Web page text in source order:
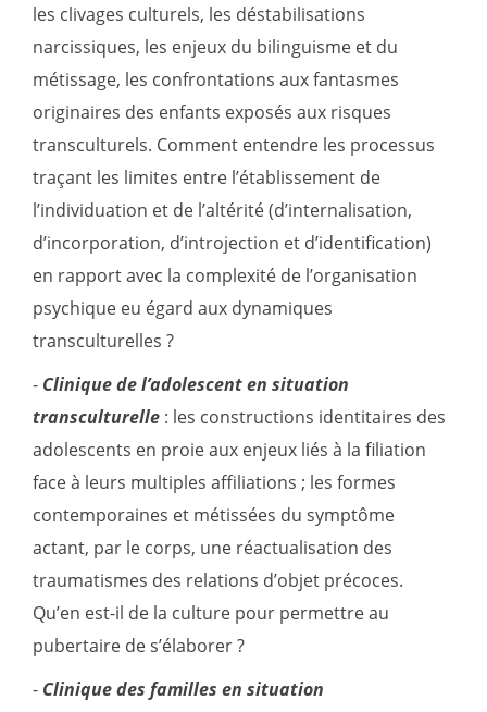
les clivages culturels, les déstabilisations
narcissiques, les enjeux du bilinguisme et du
métissage, les confrontations aux fantasmes
originaires des enfants exposés aux risques
transculturels. Comment entendre les processus
traçant les limites entre l’établissement de
l’individuation et de l’altérité (d’internalisation,
d’incorporation, d’introjection et d’identification)
en rapport avec la complexité de l’organisation
psychique eu égard aux dynamiques
transculturelles ?
- Clinique de l’adolescent en situation
transculturelle : les constructions identitaires des
adolescents en proie aux enjeux liés à la filiation
face à leurs multiples affiliations ; les formes
contemporaines et métissées du symptôme
actant, par le corps, une réactualisation des
traumatismes des relations d’objet précoces.
Qu’en est-il de la culture pour permettre au
pubertaire de s’élaborer ?
- Clinique des familles en situation